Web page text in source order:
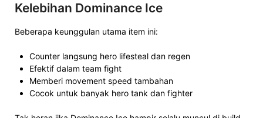
Kelebihan Dominance Ice
Beberapa keunggulan utama item ini:
Counter langsung hero lifesteal dan regen
Efektif dalam team fight
Memberi movement speed tambahan
Cocok untuk banyak hero tank dan fighter